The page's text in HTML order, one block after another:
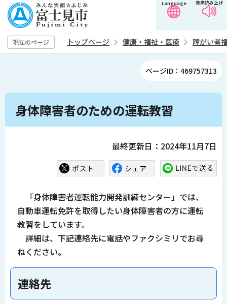
の
ペ
ー
す
音声読み上げ
Language
現在のページ トップページ 健康・福祉・医療 障がい者
ページID：469757313
本
身体障害者のための運転教習
最終更新日：2024年11月7日
「身体障害者運転能力開発訓練センター」では、
自動車運転免許を取得したい身体障害者の方に運転
教習をしています。
詳細は、下記連絡先に電話やファクシミリでお尋
ねください。
連絡先